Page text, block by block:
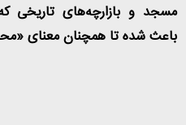
مسجد و بازارچه‌های تاریخی
باعث شده تا همچنان معنای